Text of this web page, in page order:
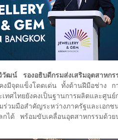
ฒน์ รองอธิบดีกรมส่งเสริมอุตสาหกร
งมีจุดแข็งโดดเด่น ทั้งด้านฝีมือช่าง
ทศไทยยังคงเป็นฐานการผลิตและศูน
มร่วมมือสำคัญระหว่างภาครัฐและเ
ได้ พร้อมขับเคลื่อนอุตสาหกรรมด้ว